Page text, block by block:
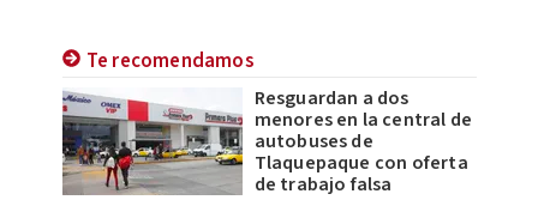
Te recomendamos
Resguardan a dos
menores en la central de
autobuses de
Tlaquepaque con oferta
de trabajo falsa